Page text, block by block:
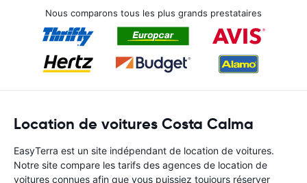
Nous comparons tous les plus grands prestataires
Location de voitures Costa Calma
EasyTerra est un site indépendant de location de voitures.
Notre site compare les tarifs des agences de location de
voitures connues afin que vous puissiez toujours réserver